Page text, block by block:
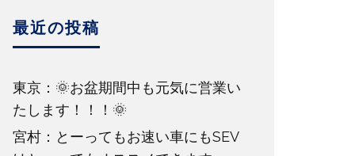
最近の投稿
東京：🌞お盆期間中も元気に営業い
たします！！！🌞
宮村：とーってもお速い車にもSEV